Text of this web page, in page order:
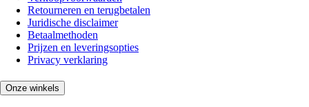
Retourneren en terugbetalen
Juridische disclaimer
Betaalmethoden
Prijzen en leveringsopties
Privacy verklaring
Onze winkels